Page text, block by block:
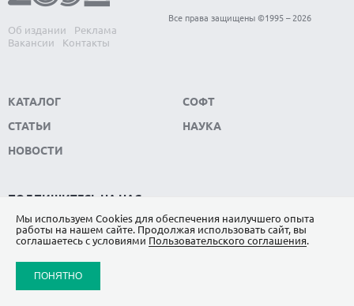
Об издании
Реклама
Вакансии
Контакты
Все права защищены ©1995 – 2026
КАТАЛОГ
СТАТЬИ
НОВОСТИ
СОФТ
НАУКА
ПОДПИШИТЕСЬ НА НАС
ЯНДЕКС.ДЗЕН
Мы используем Сookies для обеспечения наилучшего опыта
работы на нашем сайте. Продолжая использовать сайт, вы
соглашаетесь с условиями Пользовательского соглашения.
ПОНЯТНО